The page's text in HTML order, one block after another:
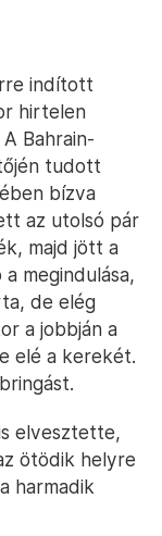
indított
hirtelen
Bahrain-
tudott
bízva
az utolsó pár
majd jött a
megindulása,
de elég
a jobbján a
elé a kerekét.
elvesztette,
ötödik helyre
harmadik